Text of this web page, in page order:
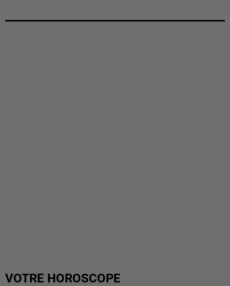
VOTRE HOROSCOPE